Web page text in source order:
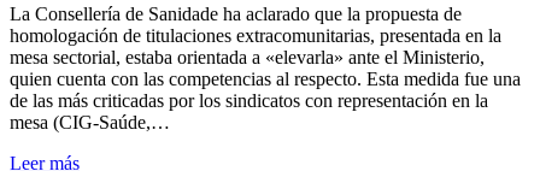
porExamen MIR
La Consellería de Sanidade ha aclarado que la propuesta de
homologación de titulaciones extracomunitarias, presentada en la
mesa sectorial, estaba orientada a «elevarla» ante el Ministerio,
quien cuenta con las competencias al respecto. Esta medida fue una
de las más criticadas por los sindicatos con representación en la
mesa (CIG-Saúde,…
Leer más